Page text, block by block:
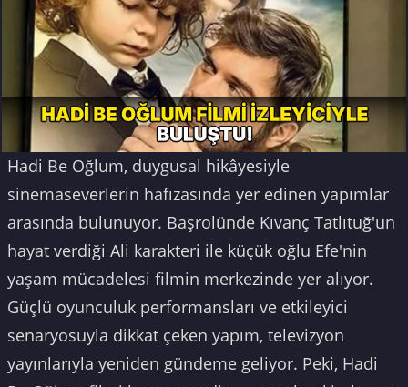
Hadi Be Oğlum, duygusal hikâyesiyle
sinemaseverlerin hafızasında yer edinen yapımlar
arasında bulunuyor. Başrolünde Kıvanç Tatlıtuğ'un
hayat verdiği Ali karakteri ile küçük oğlu Efe'nin
yaşam mücadelesi filmin merkezinde yer alıyor.
Güçlü oyunculuk performansları ve etkileyici
senaryosuyla dikkat çeken yapım, televizyon
yayınlarıyla yeniden gündeme geliyor. Peki, Hadi